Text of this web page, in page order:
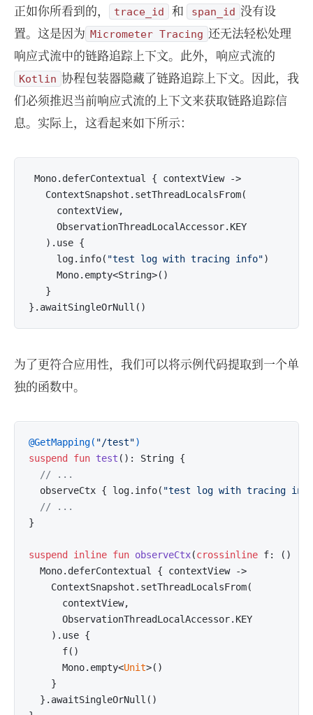
正如你所看到的， trace_id 和 span_id 没有设
置。这是因为 Micrometer Tracing 还无法轻松处理
响应式流中的链路追踪上下文。此外，响应式流的
Kotlin 协程包装器隐藏了链路追踪上下文。因此，我
们必须推迟当前响应式流的上下文来获取链路追踪信
息。实际上，这看起来如下所示：
Mono.deferContextual { contextView ->
   ContextSnapshot.setThreadLocalsFrom(
     contextView,
     ObservationThreadLocalAccessor.KEY
   ).use {
     log.info(
"test log with tracing info")
     Mono.empty<String>()
   }
为了更符合应用性，我们可以将示例代码提取到一个单
独的函数中。
@GetMapping( "/test")
suspend
fun test () : String {
// ...
  observeCtx { log.info(
"test log with tracing
// ...
}
suspend inline fun observeCtx(crossinline f: () ->
  Mono.deferContextual { contextView ->
    ContextSnapshot.setThreadLocalsFrom(
      contextView,
      ObservationThreadLocalAccessor.KEY
    ).use {
      f()
      Mono.empty<
Unit>()
    }
  }.awaitSingleOrNull()